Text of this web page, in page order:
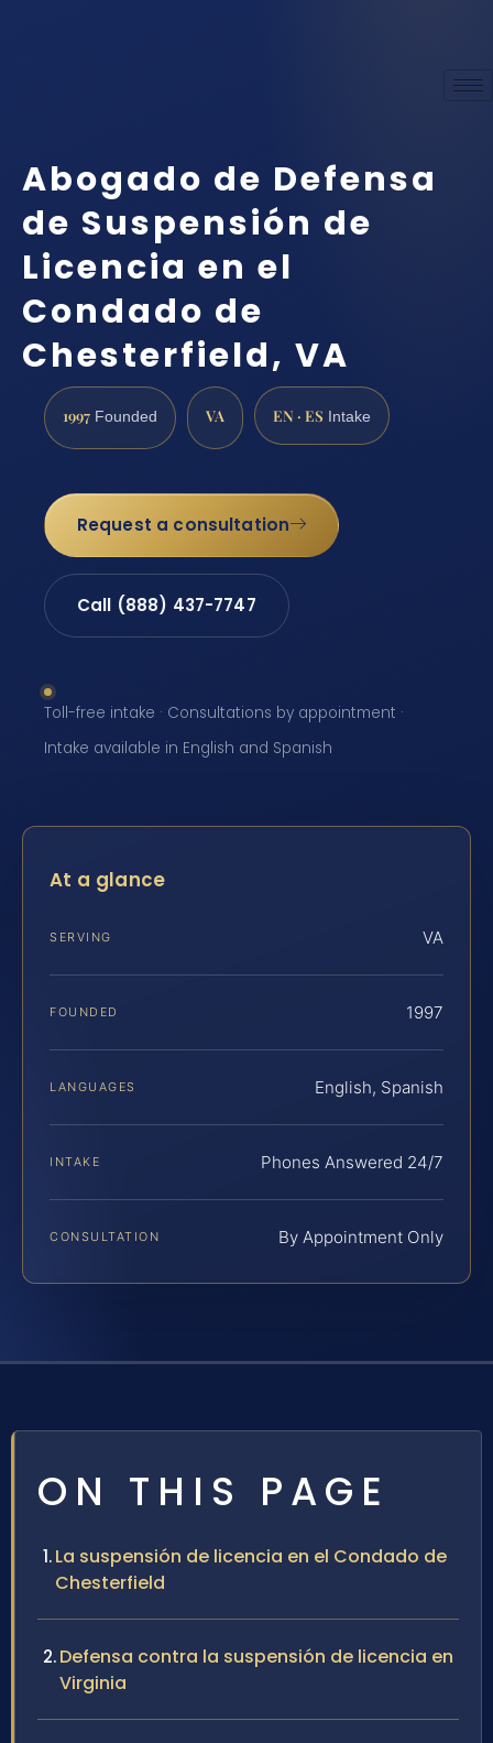
Abogado de Defensa
de Suspensión de
Licencia en el
Condado de
Chesterfield, VA
1997 Founded VA EN · ES Intake
Request a consultation
Call (888) 437-7747
Toll-free intake · Consultations by appointment ·
Intake available in English and Spanish
At a glance
SERVING VA
FOUNDED 1997
LANGUAGES English, Spanish
INTAKE Phones Answered 24/7
CONSULTATION By Appointment Only
ON THIS PAGE
La suspensión de licencia en el Condado de
Chesterfield
Defensa contra la suspensión de licencia en
Virginia